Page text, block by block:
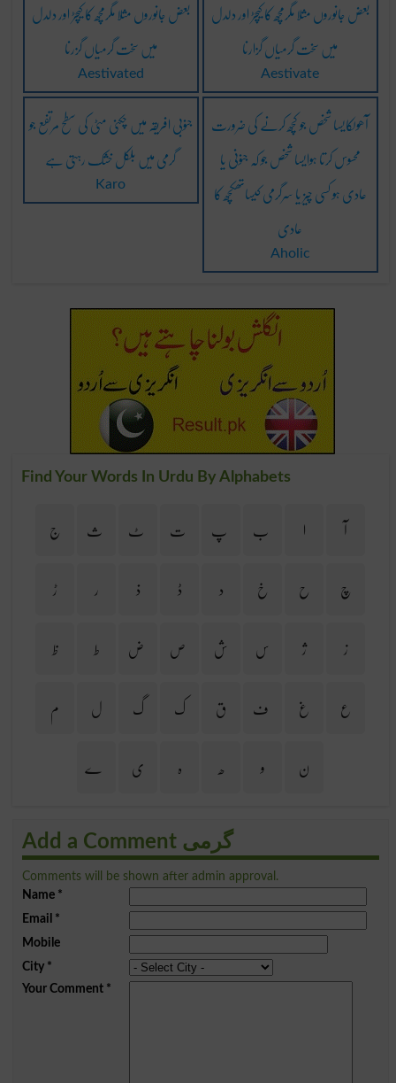
بعض جانوروں مثلا مگرمچھ کا کیچڑ اور دلدل
میں سخت گرمیاں گزرنا
Aestivated
بعض جانوروں مثلا مگرمچھ کا کیچڑ اور دلدل
میں سخت گرمیاں گزارنا
Aestivate
جنوبی افریقہ میں چکنی مٹی کی سطح مرتفع جو
گرمی میں بلکل خشک رہتی ہے
Karo
آھولِکایسا شخص جو کچھ کرنے کی ضرورت
محسوس کرتا ہوایسا شخص جو کہ جنونی یا
عادی ہو کسی چیز یا سرگرمی کیساتھکچھ کا
عادی
Aholic
Find Your Words In Urdu By Alphabets
آ ا ب پ ت ٹ ث
ج
چ
ح خ د ڈ ذ ر
ڑ
ز
ژ س ش ص ض ط
ظ
ع
غ ف ق ک گ ل
م
ن
و ھ ہ ی ے
Add a Comment گرمی
Comments will be shown after admin approval.
Name*
Email *
Mobile
City*
Your Comment*